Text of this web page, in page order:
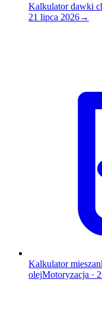
Kalkulator dawki
21 lipca 2026→
Kalkulator
olejMotoryzacja ·